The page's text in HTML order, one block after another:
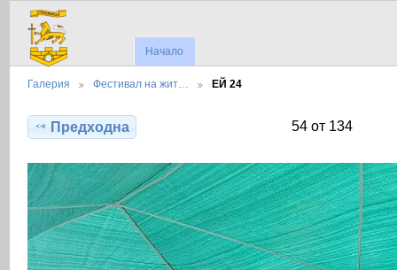
Начало
Галерия Фестивал на жит… ЕЙ 24
Предходна 54 от 134